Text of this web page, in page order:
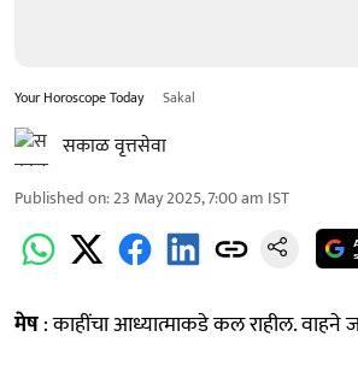
Your Horoscope Today Sakal
सकाळ वृत्तसेवा
Published on:23 May 2025, 7:00 am IST
मेष: काहींचा आध्यात्माकडे कल राहील. वाहने